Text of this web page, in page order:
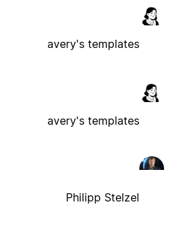
avery's templates
avery's templates
Philipp Stelzel